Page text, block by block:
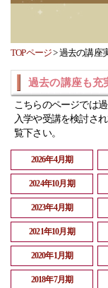
TOPページ>過去の講座
過去の講座も充
こちらのページでは
入学や受講を検討さ
覧下さい。
2026年4月期
2024年10月期
2023年4月期
2021年10月期
2020年1月期
2018年7月期